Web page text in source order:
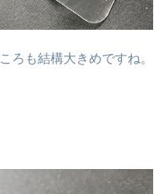
ろも結構大きめですね。